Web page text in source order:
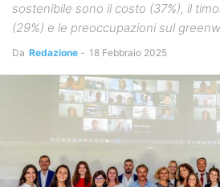
sostenibile sono il costo (37%), il
(29%) e le preoccupazioni sul
Da Redazione - 18 Febbraio 2025